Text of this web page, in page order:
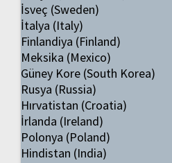
İsveç (Sweden)
İtalya (Italy)
Finlandiya (Finland)
Meksika (Mexico)
Güney Kore (South Korea)
Rusya (Russia)
Hırvatistan (Croatia)
İrlanda (Ireland)
Polonya (Poland)
Hindistan (India)